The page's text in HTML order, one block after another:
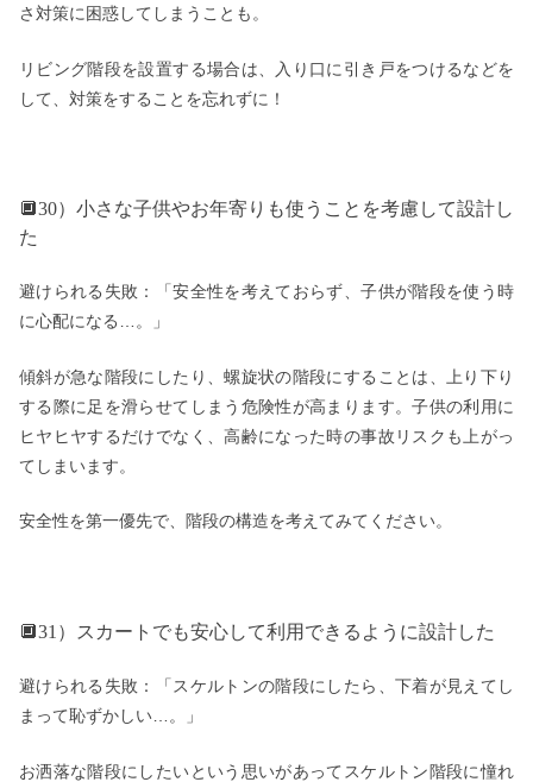
さ対策に困惑してしまうことも。
リビング階段を設置する場合は、入り口に引き戸をつけるなどを
して、対策をすることを忘れずに！
🔲30）小さな子供やお年寄りも使うことを考慮して設計し
た
避けられる失敗：「安全性を考えておらず、子供が階段を使う時
に心配になる…。」
傾斜が急な階段にしたり、螺旋状の階段にすることは、上り下り
する際に足を滑らせてしまう危険性が高まります。子供の利用に
ヒヤヒヤするだけでなく、高齢になった時の事故リスクも上がっ
てしまいます。
安全性を第一優先で、階段の構造を考えてみてください。
🔲31）スカートでも安心して利用できるように設計した
避けられる失敗：「スケルトンの階段にしたら、下着が見えてし
まって恥ずかしい…。」
お洒落な階段にしたいという思いがあってスケルトン階段に憧れ